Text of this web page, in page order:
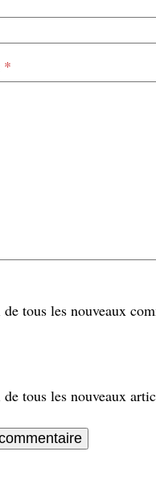
*
tous les nouveaux
de tous les nouveaux